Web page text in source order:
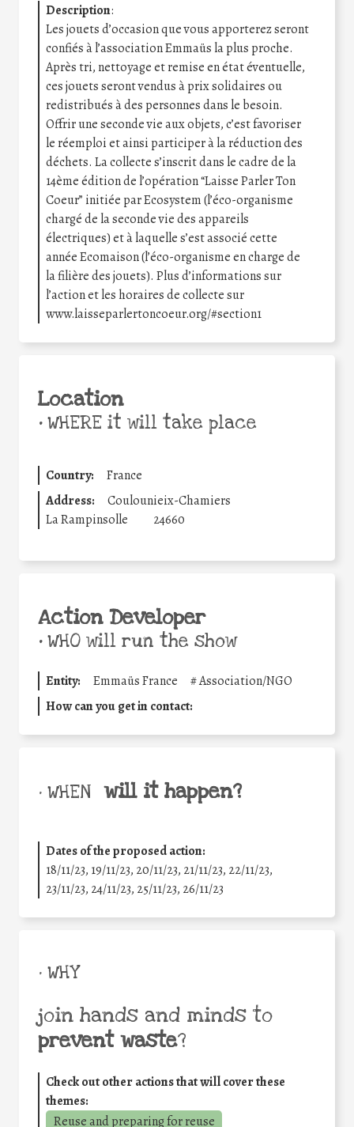
Description:
Les jouets d’occasion que vous apporterez seront
confiés à l’association Emmaüs la plus proche.
Après tri, nettoyage et remise en état éventuelle,
ces jouets seront vendus à prix solidaires ou
redistribués à des personnes dans le besoin.
Offrir une seconde vie aux objets, c’est favoriser
le réemploi et ainsi participer à la réduction des
déchets. La collecte s’inscrit dans le cadre de la
14ème édition de l’opération “Laisse Parler Ton
Coeur” initiée par Ecosystem (l’éco-organisme
chargé de la seconde vie des appareils
électriques) et à laquelle s’est associé cette
année Ecomaison (l’éco-organisme en charge de
la filière des jouets). Plus d’informations sur
l’action et les horaires de collecte sur
www.laisseparlertoncoeur.org/#section1
Location
•WHERE it will take place
Country:
France
Address:
Coulounieix-Chamiers
La Rampinsolle
24660
Action Developer
•WHO will run the show
Entity: Emmaüs France #Association/NGO
How can you get in contact:
• WHEN will it happen?
Dates of the proposed action:
18/11/23, 19/11/23, 20/11/23, 21/11/23, 22/11/23,
23/11/23, 24/11/23, 25/11/23, 26/11/23
• WHY
join hands and minds to
prevent waste?
Check out other actions that will cover these
themes:
Reuse and preparing for reuse